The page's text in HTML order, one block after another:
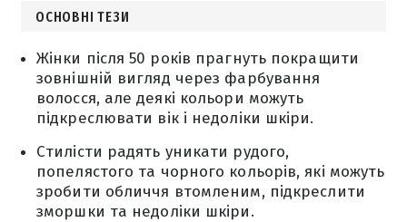
ОСНОВНІ ТЕЗИ
Жінки після 50 років прагнуть покращити
зовнішній вигляд через фарбування
волосся, але деякі кольори можуть
підкреслювати вік і недоліки шкіри.
Стилісти радять уникати рудого,
попелястого та чорного кольорів, які можуть
зробити обличчя втомленим, підкреслити
зморшки та недоліки шкіри.